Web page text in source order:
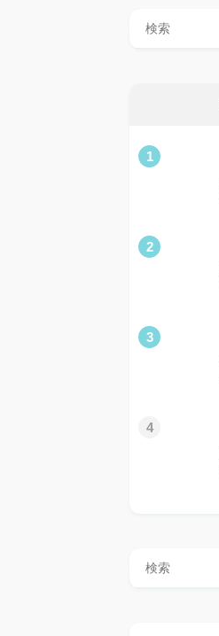
1
2
3
4